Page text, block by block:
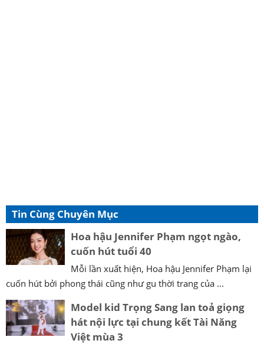
Tin Cùng Chuyên Mục
Hoa hậu Jennifer Phạm ngọt ngào,
cuốn hút tuổi 40
Mỗi lần xuất hiện, Hoa hậu Jennifer Phạm lại
cuốn hút bởi phong thái cũng như gu thời trang của ...
Model kid Trọng Sang lan toả giọng
hát nội lực tại chung kết Tài Năng
Việt mùa 3